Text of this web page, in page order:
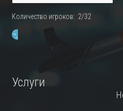
Количество игроков: 2/32
~
Услуги